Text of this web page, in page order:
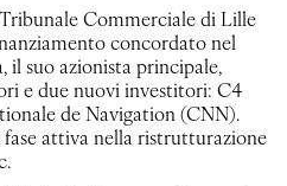
Commerciale di Lille
concordato nel
il suo azionista principale,
e due nuovi investitori: C4
de Navigation (CNN).
fase attiva nella ristrutturazione